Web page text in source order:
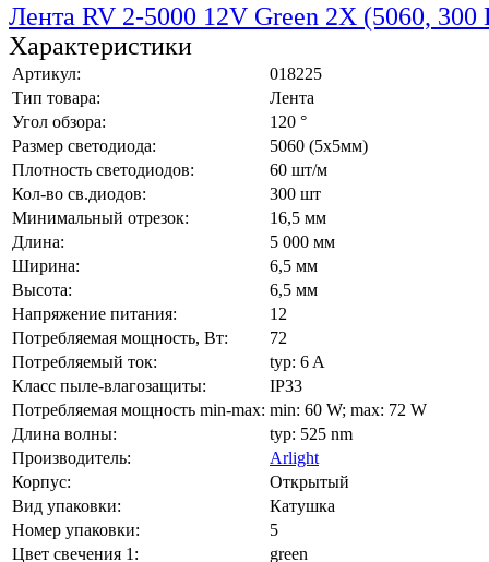
Лента RV 2-5000 12V Green 2X (5060, 300
Характеристики
Артикул:
018225
Тип товара:
Лента
Угол обзора:
120 °
Размер светодиода:
5060 (5x5мм)
Плотность светодиодов:
60 шт/м
Кол-во св.диодов:
300 шт
Минимальный отрезок:
16,5 мм
Длина:
5 000 мм
Ширина:
6,5 мм
Высота:
6,5 мм
Напряжение питания:
12
Потребляемая мощность, Вт:
72
Потребляемый ток:
typ: 6 A
Класс пыле-влагозащиты:
IP33
Потребляемая мощность min-max: min: 60 W; max: 72 W
Длина волны:
typ: 525 nm
Производитель:
Arlight
Корпус:
Открытый
Вид упаковки:
Катушка
Номер упаковки:
5
Цвет свечения 1:
green